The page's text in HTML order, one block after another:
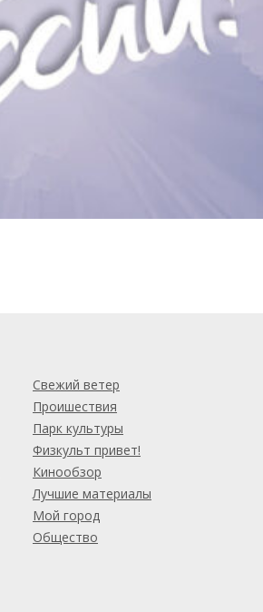
Свежий ветер
Проишествия
Парк культуры
Физкульт привет!
Кинообзор
Лучшие материалы
Мой город
Общество